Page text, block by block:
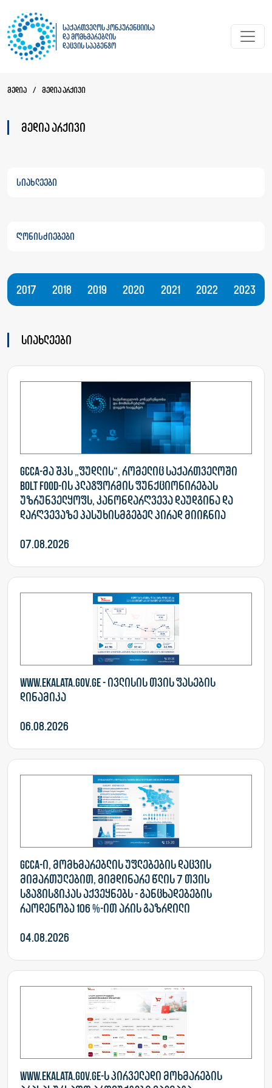
საქართველოს კონკურენციისა
და მომხმარებლის
დაცვის სააგენტო
მედია / მედია არქივი
მედია არქივი
სიახლეები
ღონისძიებები
2017 2018 2019 2020 2021 2022 2023
სიახლეები
GCCA-მა შპს „ფუდლის“, რომელიც საქართველოში
Bolt Food-ის პლატფორმის ფუნქციონირებას
უზრუნველყოფს, კანონდარღვევა დაუდგინა და
დარღვევაზე პასუხისმგებელ პირად მიიჩნია
07.08.2026
www.ekalata.gov.ge - ივლისის თვის ფასების
დინამიკა
06.08.2026
GCCA-ი, მომხმარებლის უფლებების დაცვის
მიმართულებით, მიმდინარე წლის 7 თვის
სტატისტიკას აქვეყნებს - განცხადებების
რაოდენობა 106 %-ით არის გაზრდილი
04.08.2026
www.ekalata.gov.ge-ს პირველადი მოხმარების